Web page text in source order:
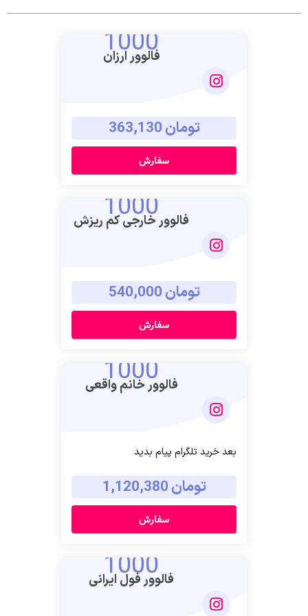
1000
فالوور ارزان
تومان 363,130
سفارش
1000
فالوور خارجی کم ریزش
تومان 540,000
سفارش
1000
فالوور خانم واقعی
بعد خرید تلگرام پیام بدید
تومان 1,120,380
سفارش
1000
فالوور فول ایرانی